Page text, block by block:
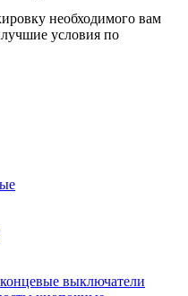
необходимого вам
условия по
выключатели